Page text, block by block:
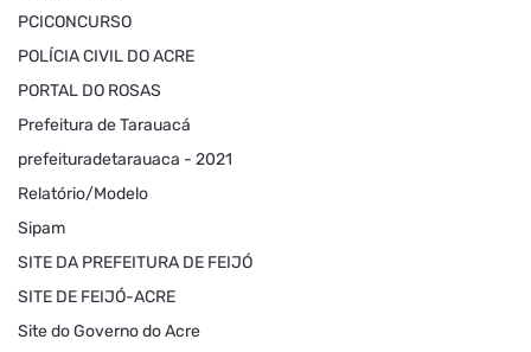
PCICONCURSO
POLÍCIA CIVIL DO ACRE
PORTAL DO ROSAS
Prefeitura de Tarauacá
prefeituradetarauaca - 2021
Relatório/Modelo
Sipam
SITE DA PREFEITURA DE FEIJÓ
SITE DE FEIJÓ-ACRE
Site do Governo do Acre